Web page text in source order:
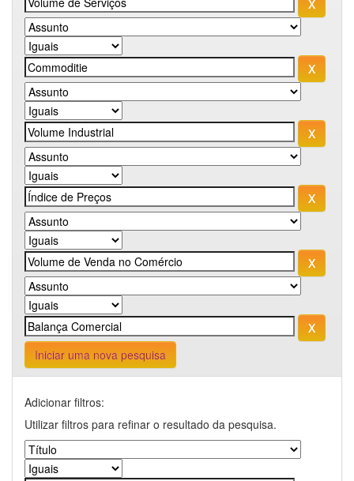
Iniciar uma nova pesquisa
Adicionar filtros:
Utilizar filtros para refinar o resultado da pesquisa.